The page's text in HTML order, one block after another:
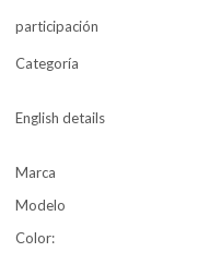
participación
Categoría
English details
Marca
Modelo
Color: